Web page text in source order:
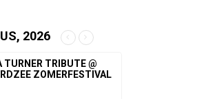
2026
TURNER TRIBUTE @
ZOMERFESTIVAL